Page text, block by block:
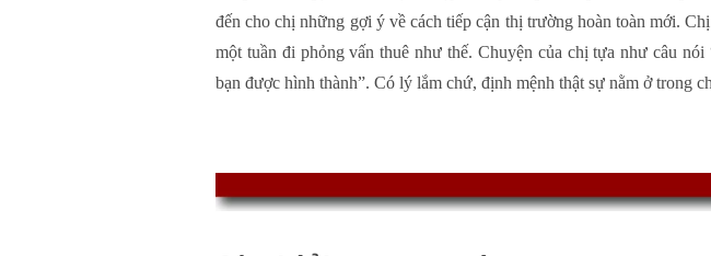
đến cho chị những gợi ý về cách tiếp cận thị trường hoàn toàn mới.
một tuần đi phỏng vấn thuê như thế. Chuyện của chị tựa như câu
bạn được hình thành”. Có lý lắm chứ, định mệnh thật sự nằm ở trong